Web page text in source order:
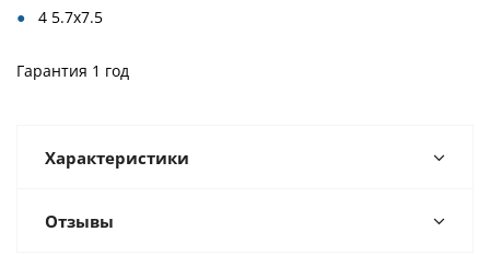
4 5.7х7.5
Гарантия 1 год
Характеристики
Отзывы